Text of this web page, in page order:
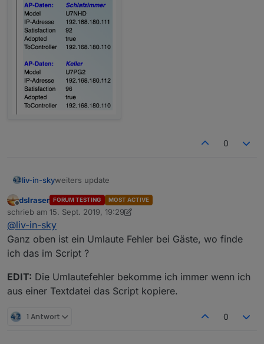
0
liv-in-skyweiters update
die ap-info's stehen auch für iqontrol zur verfügung
- popup-filename: "htmlinfo.html" - siehe letztes bild
der beschreibung
es gibt auch einen info table für die vis - zum
einfachen einbinden - wie erwähnt html-widget mit
(javascript.x.WLANUnifi.Wifi_Info)
ersetzen - danach die gewünschten features wieder
auf "true" setzen - und falls verändert - die farben
let iqontrol = false;
let vouchers = false;
Offline
dslraser FORUM TESTING MOST ACTIVE
schrieb am 15. Sept. 2019, 19:29
zuletzt editiert von dslraser
@liv-in-sky
Ganz oben ist ein Umlaute Fehler bei Gäste, wo finde
ich das im Script ?
EDIT: Die Umlautefehler bekomme ich immer wenn ich
aus einer Textdatei das Script kopiere.
1 Antwort 0